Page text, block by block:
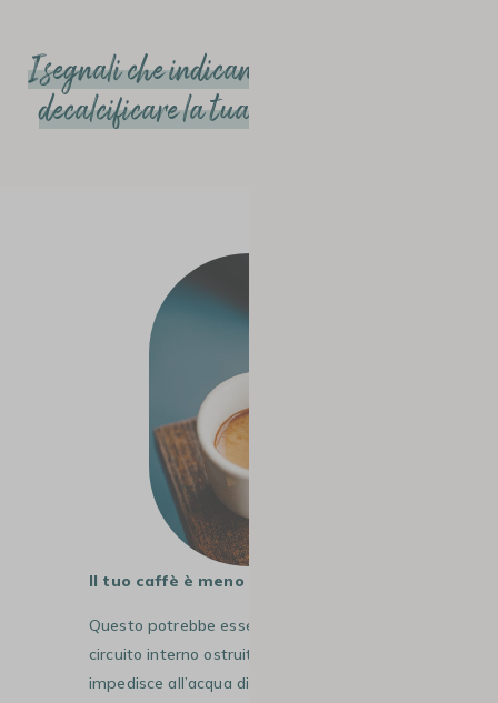
I segnali che indicano che è il momento di
decalcificare la tua macchina da caffè
Il tuo caffè è meno caldo
Questo potrebbe essere dovuto a un
circuito interno ostruito dal calcare, che
impedisce all’acqua di entrare in contatto